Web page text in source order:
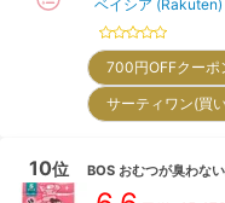
ベイシア (Rakuten)
700円OFFクーポ
サーティワン(買
10位 BOS おむつが臭わな